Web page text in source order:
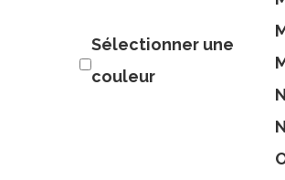
Sélectionner une
couleur